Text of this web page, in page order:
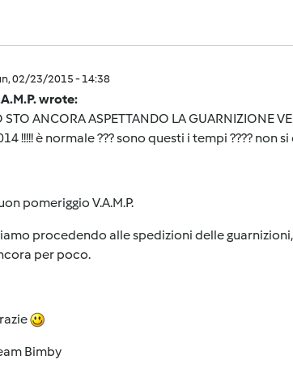
02/23/2015 - 14:38
wrote:
STO ANCORA ASPETTANDO LA
!!!!! è normale ??? sono questi i tempi ???? non
pomeriggio V.A.M.P.
procedendo alle spedizioni delle
per poco.
Bimby